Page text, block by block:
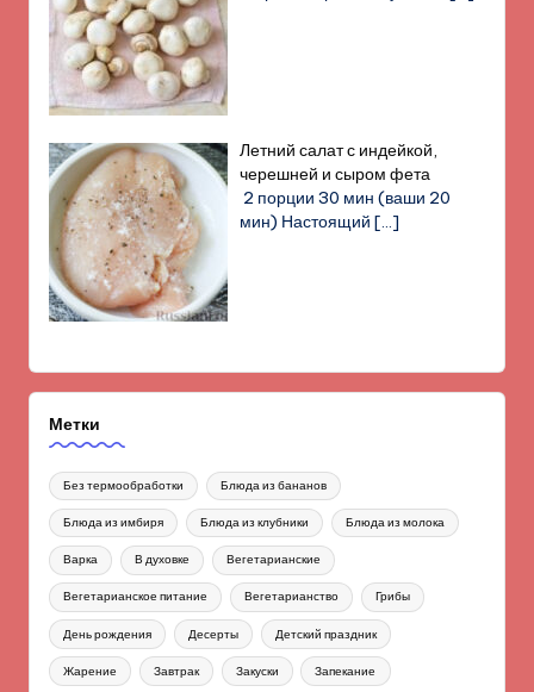
Летний салат с индейкой,
черешней и сыром фета
2 порции 30 мин (ваши 20
мин) Настоящий[…]
Метки
Без термообработки Блюда из бананов
Блюда из имбиря Блюда из клубники Блюда из молока
Варка В духовке Вегетарианские
Вегетарианское питание Вегетарианство Грибы
День рождения Десерты Детский праздник
Жарение Завтрак Закуски Запекание